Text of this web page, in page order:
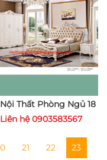
Thất Phòng Ngủ 18
Liên hệ 0903583567
21 22
23